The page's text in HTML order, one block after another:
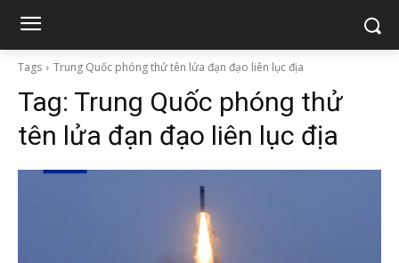
Tags Trung Quốc phóng thử tên lửa đạn đạo liên lục địa
Tag: Trung Quốc phóng thử
tên lửa đạn đạo liên lục địa